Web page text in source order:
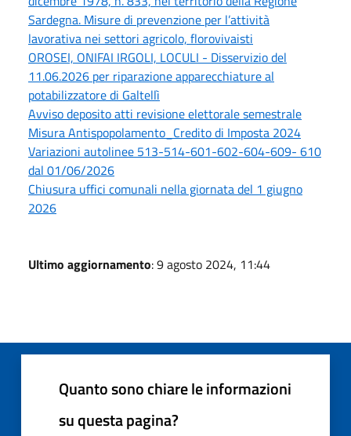
Sardegna. Misure di prevenzione per l’attività
lavorativa nei settori agricolo, florovivaisti
OROSEI, ONIFAI IRGOLI, LOCULI - Disservizio del
11.06.2026 per riparazione apparecchiature al
potabilizzatore di Galtellì
Avviso deposito atti revisione elettorale semestrale
Misura Antispopolamento_Credito di Imposta 2024
Variazioni autolinee 513-514-601-602-604-609- 610
dal 01/06/2026
Chiusura uffici comunali nella giornata del 1 giugno
2026
Ultimo aggiornamento: 9 agosto 2024, 11:44
Quanto sono chiare le informazioni
su questa pagina?